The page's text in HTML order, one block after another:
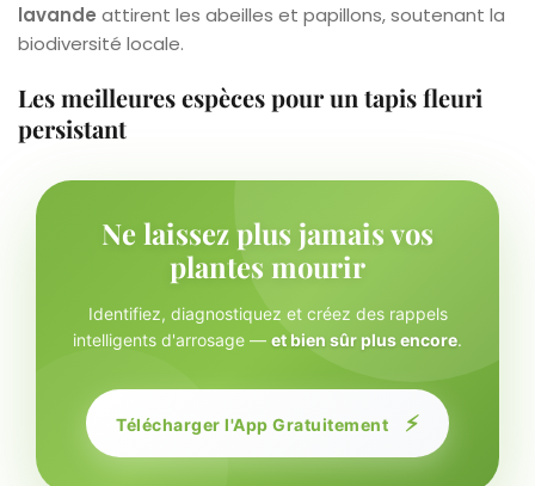
lavande attirent les abeilles et papillons, soutenant la
biodiversité locale.
Les meilleures espèces pour un tapis fleuri
persistant
Ne laissez plus jamais vos
plantes mourir
Identifiez, diagnostiquez et créez des rappels
intelligents d'arrosage — et bien sûr plus encore.
Télécharger l'App Gratuitement ⚡